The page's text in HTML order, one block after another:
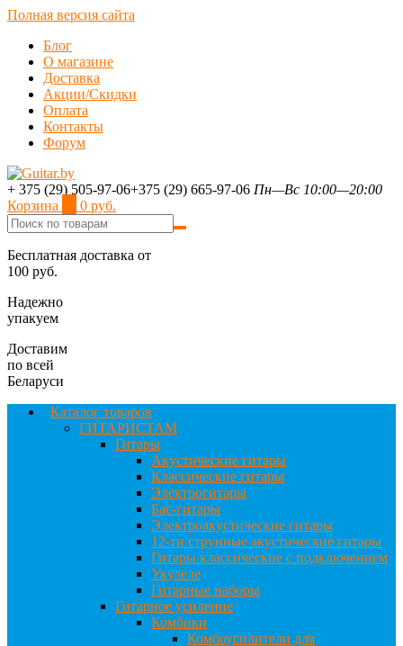
Полная версия сайта
Блог
О магазине
Доставка
Акции/Скидки
Оплата
Контакты
Форум
+ 375 (29) 505-97-06+375 (29) 665-97-06 Пн—Вс 10:00—20:00
Корзина
0 руб.
Бесплатная доставка от
100 руб.
Надежно
упакуем
Доставим
по всей
Беларуси
Каталог товаров
ГИТАРИСТАМ
Гитары
Акустические гитары
Классические гитары
Электрогитары
Бас-гитары
Электроакустические гитары
12-ти струнные акустические гитары
Гитары классические с подключением
Укулеле
Гитарные наборы
Гитарное усиление
Комбики
Комбоусилители для